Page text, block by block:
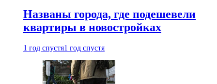
Названы города, где подешевели
квартиры в новостройках
1 год спустя1 год спустя